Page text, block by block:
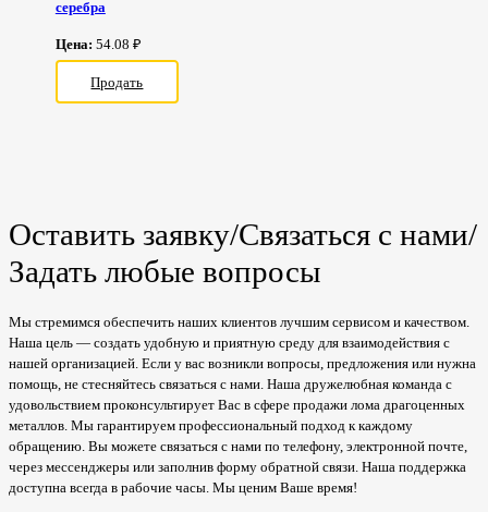
серебра
Цена: 54.08 ₽
Продать
Оставить заявку/Связаться с нами/
Задать любые вопросы
Мы стремимся обеспечить наших клиентов лучшим сервисом и качеством.
Наша цель — создать удобную и приятную среду для взаимодействия с
нашей организацией. Если у вас возникли вопросы, предложения или нужна
помощь, не стесняйтесь связаться с нами. Наша дружелюбная команда с
удовольствием проконсультирует Вас в сфере продажи лома драгоценных
металлов. Мы гарантируем профессиональный подход к каждому
обращению. Вы можете связаться с нами по телефону, электронной почте,
через мессенджеры или заполнив форму обратной связи. Наша поддержка
доступна всегда в рабочие часы. Мы ценим Ваше время!